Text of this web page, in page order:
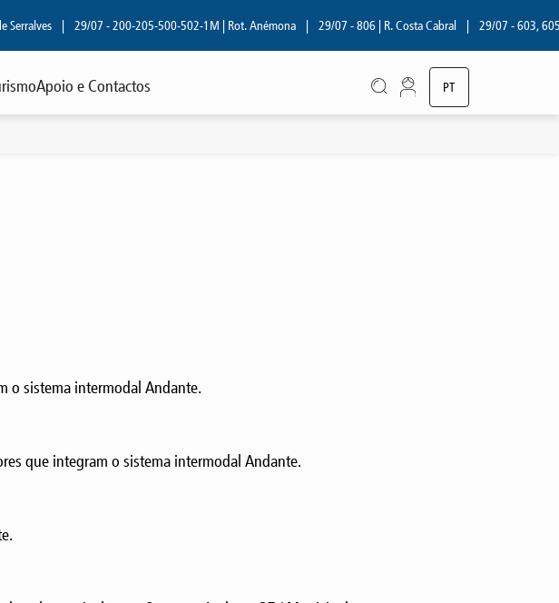
| 29/07 - 200-205-500-502-1M | Rot. Anémona | 29/07 - 806 | R. Costa Cabral | 29/07 - 603, 605,
Apoio e Contactos PT
o sistema intermodal Andante.
que integram o sistema intermodal Andante.